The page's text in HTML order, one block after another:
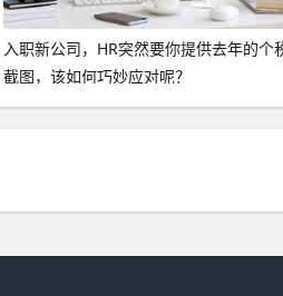
入职新公司，HR突然要你提供去年的个
截图，该如何巧妙应对呢？